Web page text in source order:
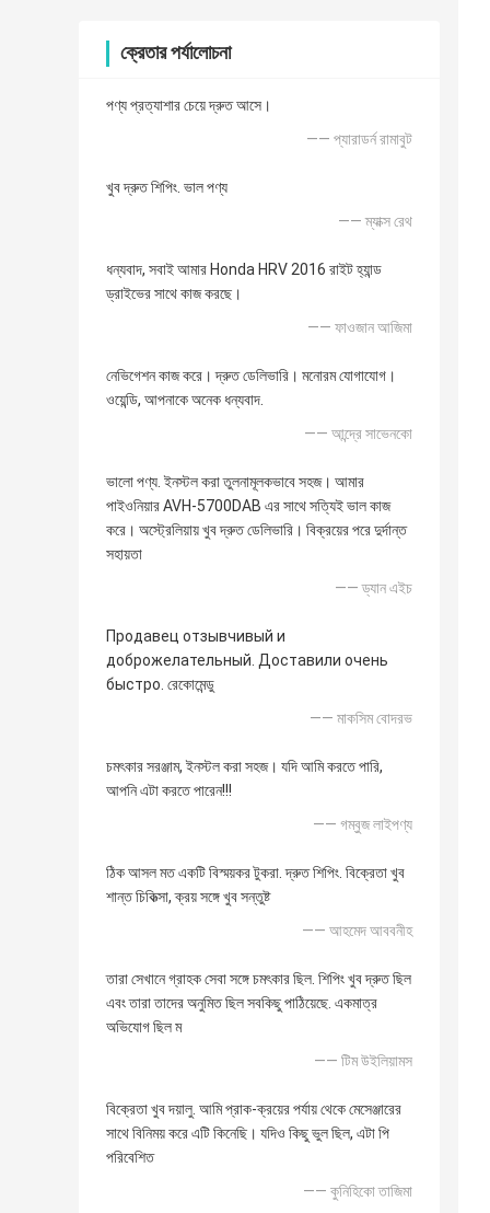
ক্রেতার পর্যালোচনা
পণ্য প্রত্যাশার চেয়ে দ্রুত আসে।
—— প্যারাডর্ন রামাবুট
খুব দ্রুত শিপিং. ভাল পণ্য
—— ম্যাক্স রেথ
ধন্যবাদ, সবাই আমার Honda HRV 2016 রাইট হ্যান্ড
ড্রাইভের সাথে কাজ করছে।
—— ফাওজান আজিমা
নেভিগেশন কাজ করে। দ্রুত ডেলিভারি। মনোরম যোগাযোগ।
ওয়েন্ডি, আপনাকে অনেক ধন্যবাদ.
—— আন্দ্রে সাভেনকো
ভালো পণ্য. ইনস্টল করা তুলনামূলকভাবে সহজ। আমার
পাইওনিয়ার AVH-5700DAB এর সাথে সত্যিই ভাল কাজ
করে। অস্ট্রেলিয়ায় খুব দ্রুত ডেলিভারি। বিক্রয়ের পরে দুর্দান্ত
সহায়তা
—— ড্যান এইচ
Продавец отзывчивый и
доброжелательный. Доставили очень
быстро. রেকোমেন্ডু
—— মাকসিম বোদরভ
চমৎকার সরঞ্জাম, ইনস্টল করা সহজ। যদি আমি করতে পারি,
আপনি এটা করতে পারেন!!!
—— গম্বুজ লাইপণ্য
ঠিক আসল মত একটি বিস্ময়কর টুকরা. দ্রুত শিপিং. বিক্রেতা খুব
শান্ত চিকিত্সা, ক্রয় সঙ্গে খুব সন্তুষ্ট
—— আহমেদ আববনীহ
তারা সেখানে গ্রাহক সেবা সঙ্গে চমৎকার ছিল. শিপিং খুব দ্রুত ছিল
এবং তারা তাদের অনুমিত ছিল সবকিছু পাঠিয়েছে. একমাত্র
অভিযোগ ছিল ম
—— টিম উইলিয়ামস
বিক্রেতা খুব দয়ালু. আমি প্রাক-ক্রয়ের পর্যায় থেকে মেসেঞ্জারের
সাথে বিনিময় করে এটি কিনেছি। যদিও কিছু ভুল ছিল, এটা পি
পরিবেশিত
—— কুনিহিকো তাজিমা